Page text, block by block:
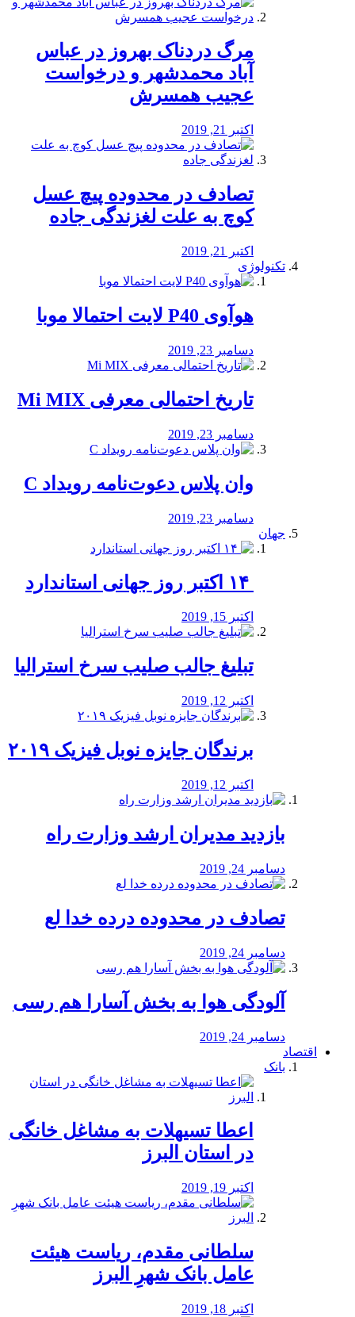
مرگ دردناک بهروز در عباس
آباد محمدشهر و درخواست
عجیب همسرش
اکتبر 21, 2019
تصادف در محدوده پیچ عسل
کوچ به علت لغزندگی جاده
اکتبر 21, 2019
تکنولوژی
هوآوی P40 لایت احتمالا موبا
دسامبر 23, 2019
تاریخ احتمالی معرفی Mi MIX
دسامبر 23, 2019
وان پلاس دعوت‌نامه رویداد C
دسامبر 23, 2019
جهان
اکتبر 15, 2019
تبلیغ جالب صلیب سرخ استرالیا
اکتبر 12, 2019
برندگان جایزه نوبل فیزیک ۲۰۱۹
اکتبر 12, 2019
بازدید مدیران ارشد وزارت راه
دسامبر 24, 2019
تصادف در محدوده درده خدا لع
دسامبر 24, 2019
آلودگی هوا به بخش آسارا هم رسی
دسامبر 24, 2019
اقتصاد
بانک
️اعطا تسیهلات به مشاغل خانگی
در استان البرز
اکتبر 19, 2019
سلطانی مقدم، ریاست هیئت
عامل بانک شهرِ البرز
اکتبر 18, 2019